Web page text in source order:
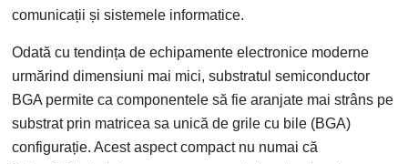
comunicații și sistemele informatice.
Odată cu tendința de echipamente electronice moderne
urmărind dimensiuni mai mici, substratul semiconductor
BGA permite ca componentele să fie aranjate mai strâns pe
substrat prin matricea sa unică de grile cu bile (BGA)
configurație. Acest aspect compact nu numai că